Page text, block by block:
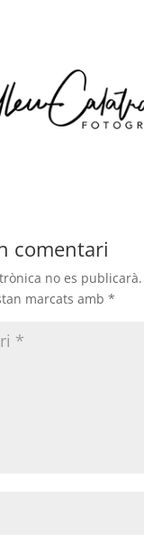
comentari
no es publicarà.
marcats amb *